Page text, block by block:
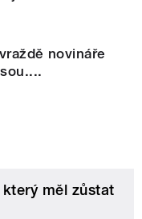
novináře
měl zůstat